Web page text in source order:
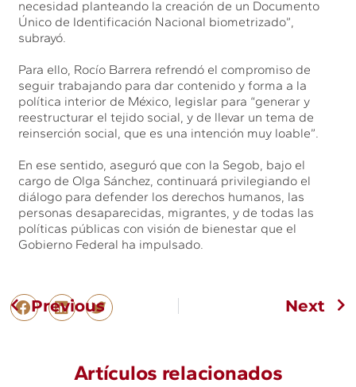
necesidad planteando la creación de un Documento
Único de Identificación Nacional biometrizado”,
subrayó.
Para ello, Rocío Barrera refrendó el compromiso de
seguir trabajando para dar contenido y forma a la
política interior de México, legislar para “generar y
reestructurar el tejido social, y de llevar un tema de
reinserción social, que es una intención muy loable”.
En ese sentido, aseguró que con la Segob, bajo el
cargo de Olga Sánchez, continuará privilegiando el
diálogo para defender los derechos humanos, las
personas desaparecidas, migrantes, y de todas las
políticas públicas con visión de bienestar que el
Gobierno Federal ha impulsado.
Previous Next
Artículos relacionados